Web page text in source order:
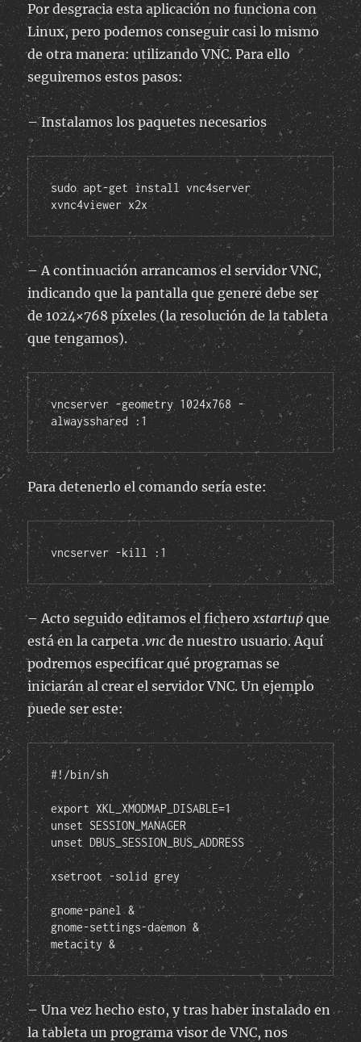
Por desgracia esta aplicación no funciona con
Linux, pero podemos conseguir casi lo mismo
de otra manera: utilizando VNC. Para ello
seguiremos estos pasos:
– Instalamos los paquetes necesarios
sudo apt-get install vnc4server
xvnc4viewer x2x
– A continuación arrancamos el servidor VNC,
indicando que la pantalla que genere debe ser
de 1024×768 píxeles (la resolución de la tableta
que tengamos).
vncserver -geometry 1024x768 -
alwaysshared :1
Para detenerlo el comando sería este:
vncserver -kill :1
– Acto seguido editamos el ficheroxstartupque
está en la carpeta.vncde nuestro usuario. Aquí
podremos especificar qué programas se
iniciarán al crear el servidor VNC. Un ejemplo
puede ser este:
#!/bin/sh
export XKL_XMODMAP_DISABLE=1
unset SESSION_MANAGER
unset DBUS_SESSION_BUS_ADDRESS
xsetroot -solid grey
gnome-panel &
gnome-settings-daemon &
– Una vez hecho esto, y tras haber instalado en
la tableta un programa visor de VNC, nos